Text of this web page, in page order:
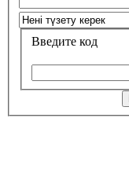
Введите код